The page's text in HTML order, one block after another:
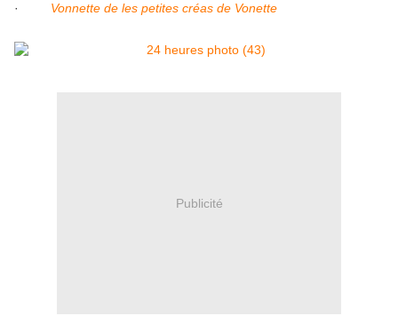
· Vonnette de les petites créas de Vonette
Publicité